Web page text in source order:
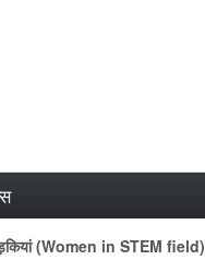
(Women in STEM field)